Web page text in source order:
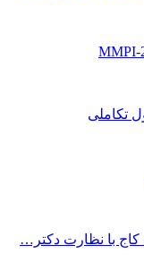
تکاملی
با نظارت دکتر…